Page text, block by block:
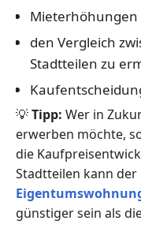
Mieterhöhungen
den Vergleich
Stadtteilen zu
💡Tipp: Wer in
erwerben möchte,
die
Stadtteilen kann
günstiger sein als